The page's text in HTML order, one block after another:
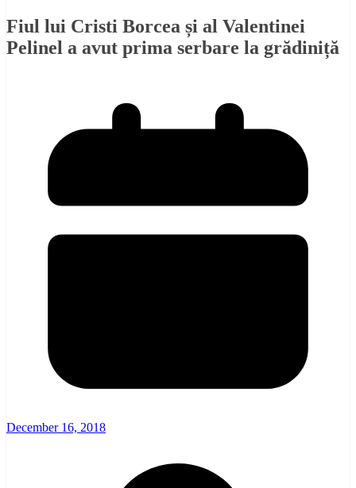
Fiul lui Cristi Borcea și al Valentinei
Pelinel a avut prima serbare la grădiniță
December 16, 2018